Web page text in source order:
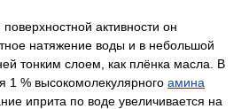
активности он
натяжение воды и в небольшой
тонким слоем, как плёнка масла. В
1 % высокомолекулярного амина
иприта по воде увеличивается на